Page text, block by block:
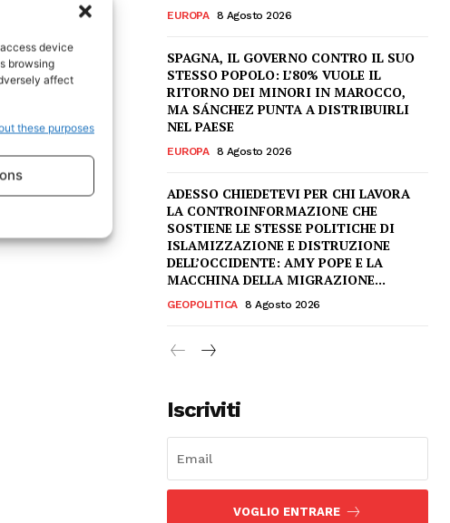
device
browsing
affect
these purposes
EUROPA 8 Agosto 2026
SPAGNA, IL GOVERNO CONTRO IL SUO
STESSO POPOLO: L’80% VUOLE IL
RITORNO DEI MINORI IN MAROCCO,
MA SÁNCHEZ PUNTA A DISTRIBUIRLI
NEL PAESE
EUROPA 8 Agosto 2026
ADESSO CHIEDETEVI PER CHI LAVORA
LA CONTROINFORMAZIONE CHE
SOSTIENE LE STESSE POLITICHE DI
ISLAMIZZAZIONE E DISTRUZIONE
DELL’OCCIDENTE: AMY POPE E LA
MACCHINA DELLA MIGRAZIONE...
GEOPOLITICA 8 Agosto 2026
Iscriviti
VOGLIO ENTRARE